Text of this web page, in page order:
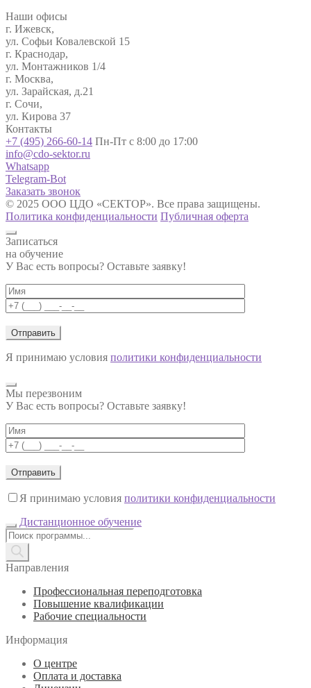
Наши офисы
г. Ижевск,
ул. Софьи Ковалевской 15
г. Краснодар,
ул. Монтажников 1/4
г. Москва,
ул. Зарайская, д.21
г. Сочи,
ул. Кирова 37
Контакты
+7 (495) 266-60-14 Пн-Пт с 8:00 до 17:00
info@cdo-sektor.ru
Whatsapp
Telegram-Bot
Заказать звонок
© 2025 ООО ЦДО «СЕКТОР». Все права защищены.
Политика конфиденциальности Публичная оферта
Записаться
на обучение
У Вас есть вопросы? Оставьте заявку!
Я принимаю условия политики конфиденциальности
Мы перезвоним
У Вас есть вопросы? Оставьте заявку!
Я принимаю условия политики конфиденциальности
Дистанционное обучение
Поиск
товаров
Направления
Профессиональная переподготовка
Повышение квалификации
Рабочие специальности
Информация
О центре
Оплата и доставка